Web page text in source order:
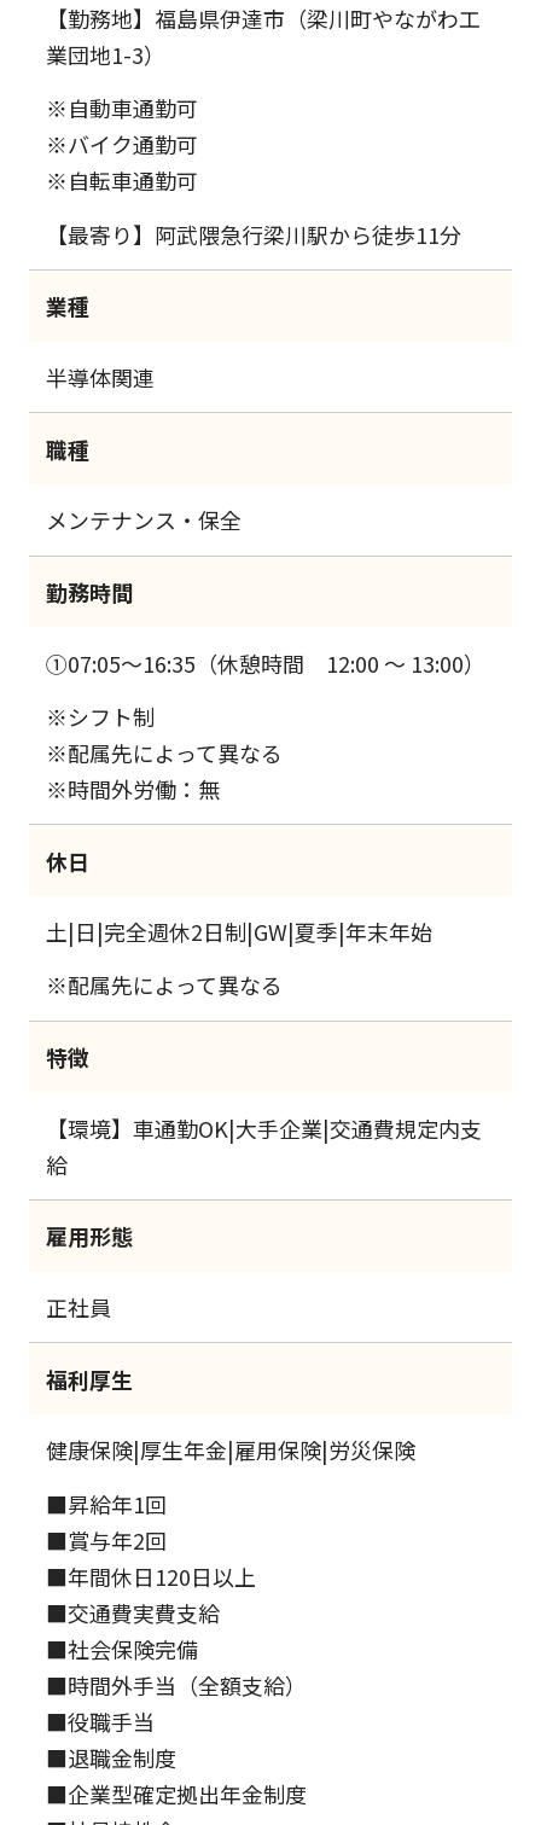
【勤務地】福島県伊達市（梁川町やながわ工
業団地1-3）
※自動車通勤可
※バイク通勤可
※自転車通勤可
【最寄り】阿武隈急行梁川駅から徒歩11分
業種
半導体関連
職種
メンテナンス・保全
勤務時間
①07:05～16:35（休憩時間 12:00 ～ 13:00）
※シフト制
※配属先によって異なる
※時間外労働：無
休日
土|日|完全週休2日制|GW|夏季|年末年始
※配属先によって異なる
特徴
【環境】車通勤OK|大手企業|交通費規定内支
給
雇用形態
正社員
福利厚生
健康保険|厚生年金|雇用保険|労災保険
■昇給年1回
■賞与年2回
■年間休日120日以上
■交通費実費支給
■社会保険完備
■時間外手当（全額支給）
■役職手当
■退職金制度
■企業型確定拠出年金制度